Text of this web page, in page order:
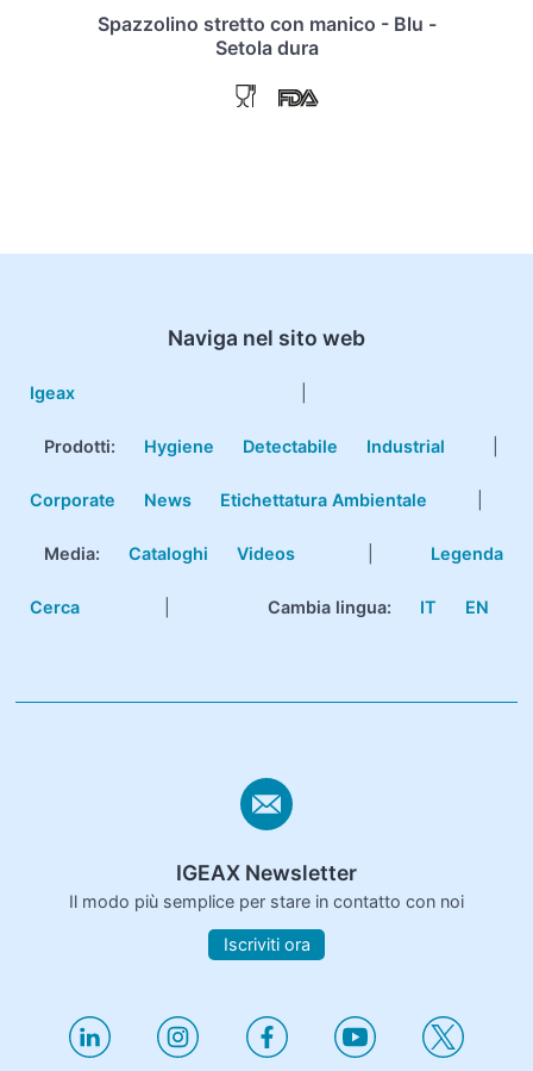
Spazzolino stretto con manico - Blu -
Setola dura
Naviga nel sito web
Igeax
Prodotti: Hygiene Detectabile Industrial
Corporate News Etichettatura Ambientale
Media: Cataloghi Videos Legenda
Cerca Cambia lingua: IT EN
IGEAX Newsletter
Il modo più semplice per stare in contatto con noi
Iscriviti ora